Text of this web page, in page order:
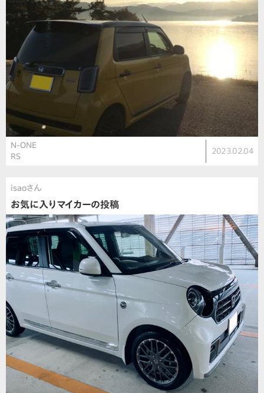
N-ONE
RS
2023.02.04
isaoさん
お気に入りマイカーの投稿